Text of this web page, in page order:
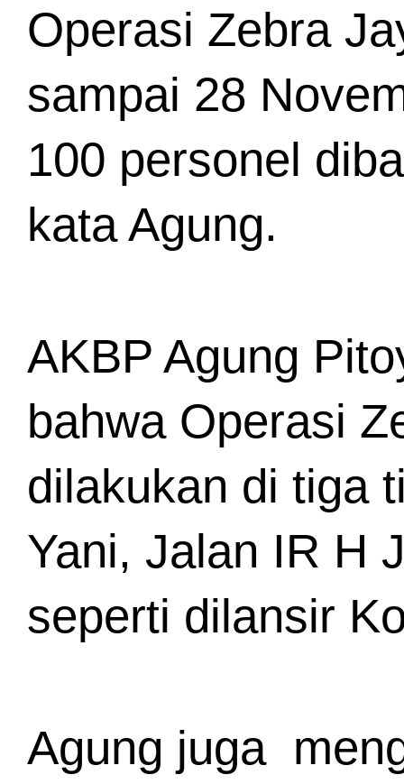
Operasi Zebra
sampai 28
100 personel
kata Agung.
AKBP Agung
bahwa Operasi
dilakukan di tiga
Yani, Jalan IR H
seperti dilansir
Agung juga